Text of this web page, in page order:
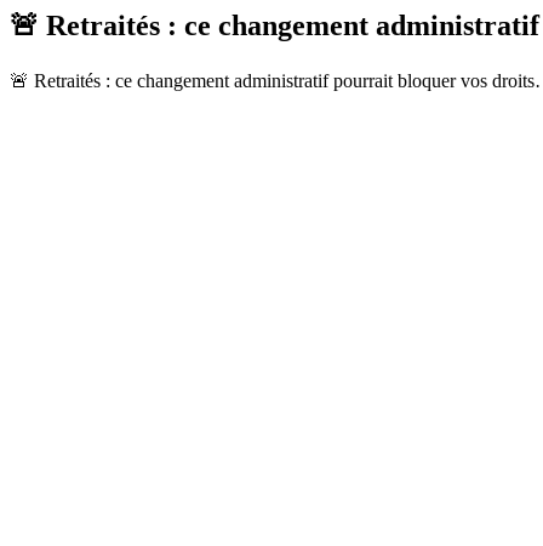
🚨 Retraités : ce changement
🚨 Retraités : ce changement administratif pourrait bloquer vos